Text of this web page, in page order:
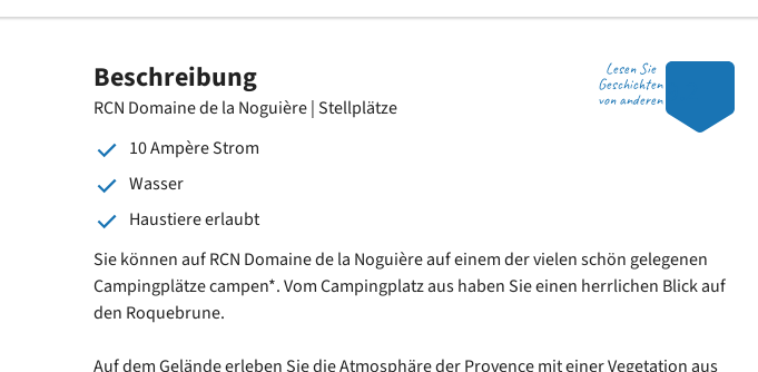
Lesen Sie
Geschichten
von anderen
Beschreibung
RCN Domaine de la Noguière | Stellplätze
10 Ampère Strom
Wasser
Haustiere erlaubt
Sie können auf RCN Domaine de la Noguière auf einem der vielen schön gelegenen
Campingplätze campen*. Vom Campingplatz aus haben Sie einen herrlichen Blick auf
den Roquebrune.
Auf dem Gelände erleben Sie die Atmosphäre der Provence mit einer Vegetation aus